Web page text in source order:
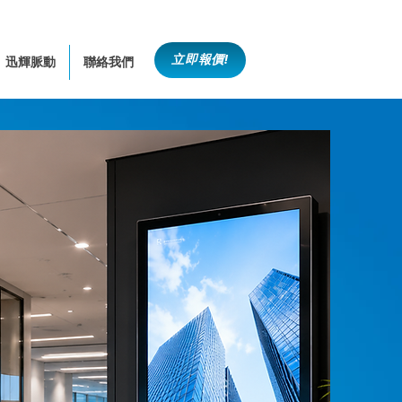
迅輝脈動 聯絡我們 立即報價!